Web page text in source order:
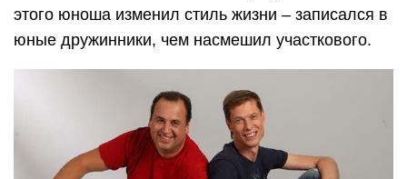
этого юноша изменил стиль жизни – записался в
юные дружинники, чем насмешил участкового.